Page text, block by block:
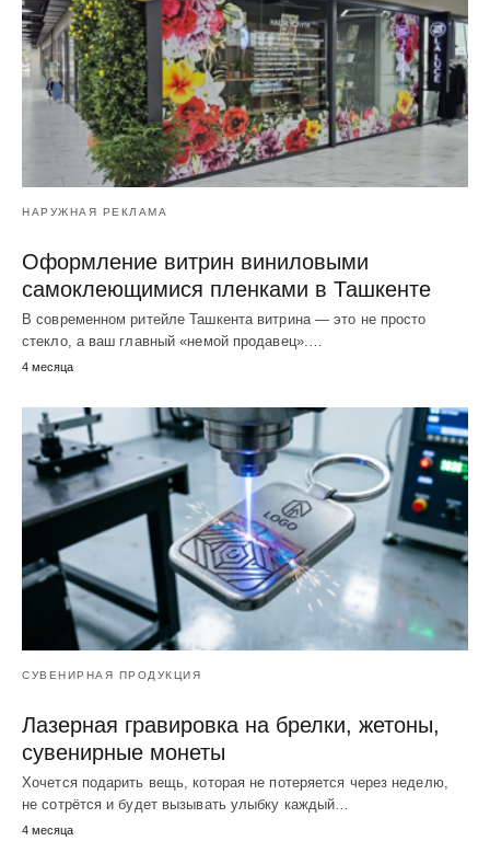
НАРУЖНАЯ РЕКЛАМА
Оформление витрин виниловыми
самоклеющимися пленками в Ташкенте
В современном ритейле Ташкента витрина — это не просто
стекло, а ваш главный «немой продавец».…
4 месяца
СУВЕНИРНАЯ ПРОДУКЦИЯ
Лазерная гравировка на брелки, жетоны,
сувенирные монеты
Хочется подарить вещь, которая не потеряется через неделю,
не сотрётся и будет вызывать улыбку каждый…
4 месяца